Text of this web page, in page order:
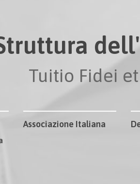
Tuitio Fidei
Associazione Italiana